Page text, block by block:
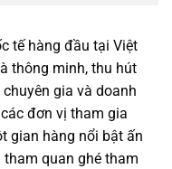
tế hàng đầu tại Việt
thông minh, thu hút
gia và doanh
đơn vị tham gia
gian hàng nổi bật ấn
quan ghé tham